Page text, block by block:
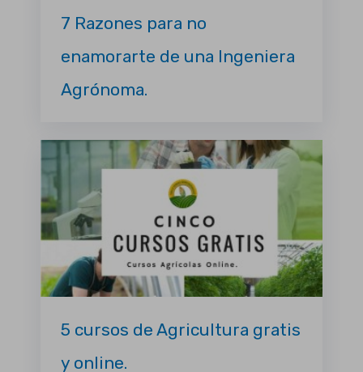
7 Razones para no
enamorarte de una Ingeniera
Agrónoma.
5 cursos de Agricultura gratis
y online.